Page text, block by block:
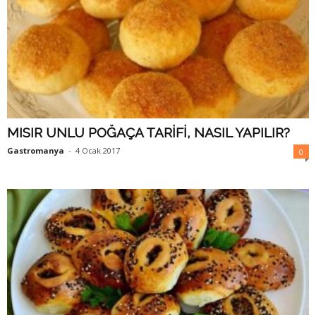
MISIR UNLU POĞAÇA TARİFİ, NASIL YAPILIR?
Gastromanya - 4 Ocak 2017 0